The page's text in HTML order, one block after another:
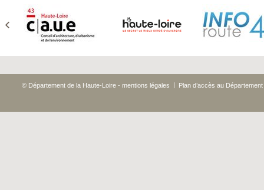
© Département de la Haute-Loire - mentions légales | Plan d’accès au